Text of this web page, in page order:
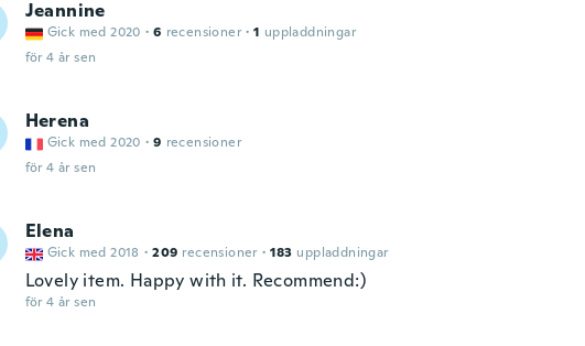
Jeannine
Gick med 2020 · 6 recensioner · 1 uppladdningar
för 4 år sen
Herena
Gick med 2020 · 9 recensioner
för 4 år sen
Elena
Gick med 2018 · 209 recensioner · 183 uppladdningar
Lovely item. Happy with it. Recommend:)
för 4 år sen